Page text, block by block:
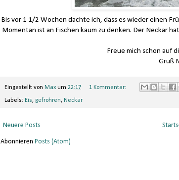
Bis vor 1 1/2 Wochen dachte ich, dass es wieder einen
Momentan ist an Fischen kaum zu denken. Der Neckar
Freue mich schon auf
Gruß
Eingestellt von Max um 22:17 1 Kommentar:
Labels: Eis, gefrohren, Neckar
Neuere Posts
Abonnieren Posts (Atom)